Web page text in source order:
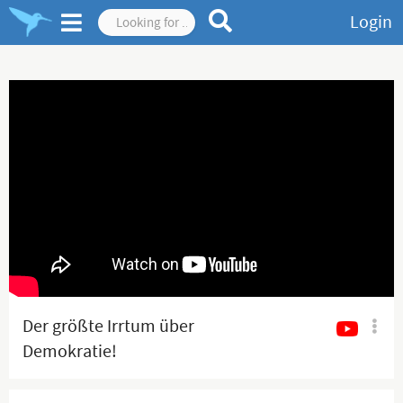
Login
Der größte Irrtum über
Demokratie!